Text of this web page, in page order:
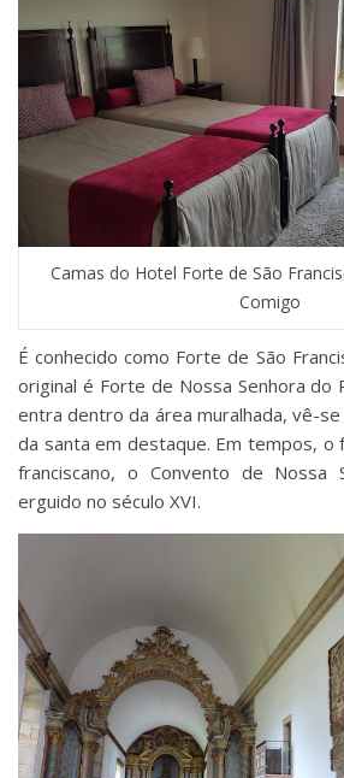
Camas do Hotel Forte de São
Comigo
É conhecido como Forte de São
original é Forte de Nossa Senhora do
entra dentro da área muralhada, vê-
da santa em destaque. Em tempos, o
franciscano, o Convento de Nossa
erguido no século XVI.